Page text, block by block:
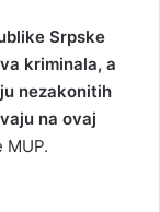
Srpske
kriminala, a
nezakonitih
na ovaj
MUP.